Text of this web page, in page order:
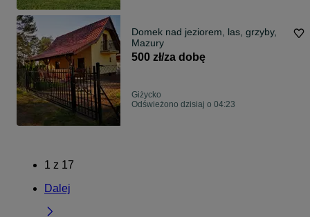
Domek nad jeziorem, las, grzyby,
Mazury
500 zł/za dobę
Giżycko
Odświeżono dzisiaj o 04:23
1 z 17
Dalej